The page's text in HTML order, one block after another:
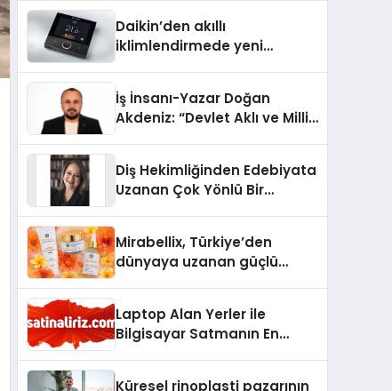
Daikin’den akıllı
iklimlendirmede yeni
İş İnsanı-Yazar Doğan
Akdeniz: “Devlet Aklı ve Milli
Diş Hekimliğinden Edebiyata
Uzanan Çok Yönlü Bir
Mirabellix, Türkiye’den
dünyaya uzanan güçlü
Laptop Alan Yerler ile
Bilgisayar Satmanın En
Küresel rinoplasti pazarının